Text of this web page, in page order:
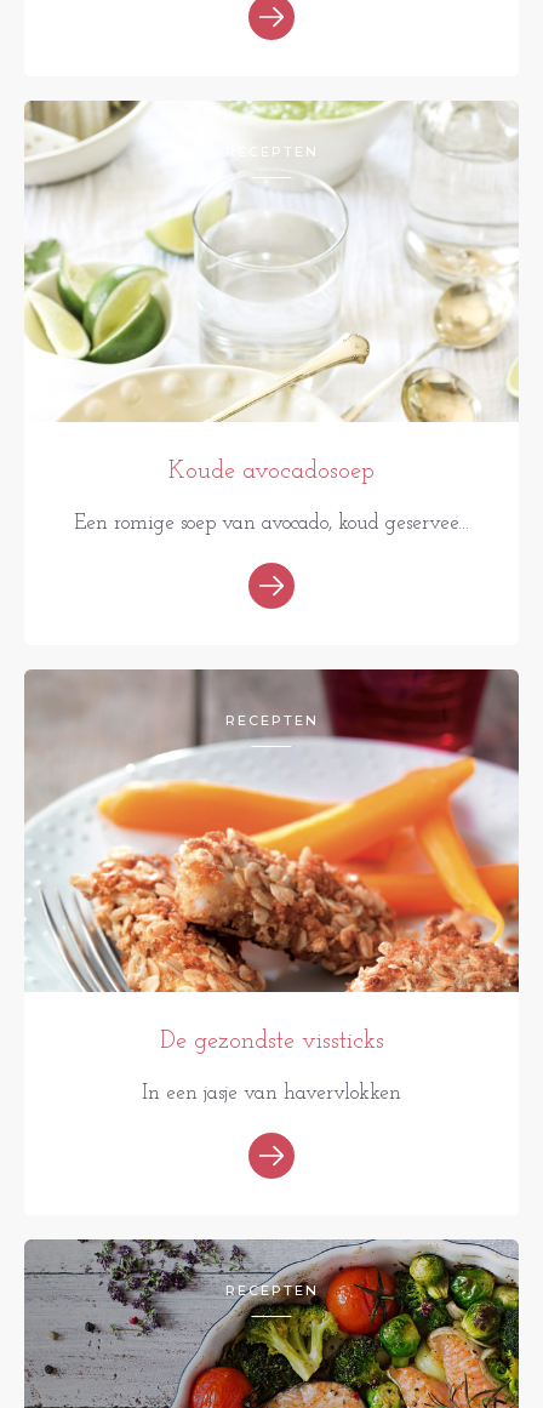
RECEPTEN
Koude avocadosoep
Een romige soep van avocado, koud geservee...
RECEPTEN
De gezondste vissticks
In een jasje van havervlokken
RECEPTEN